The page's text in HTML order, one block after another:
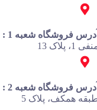
فروشگاه شعبه 1 :
1، پلاک 13
فروشگاه شعبه 2 :
همکف، پلاک 5